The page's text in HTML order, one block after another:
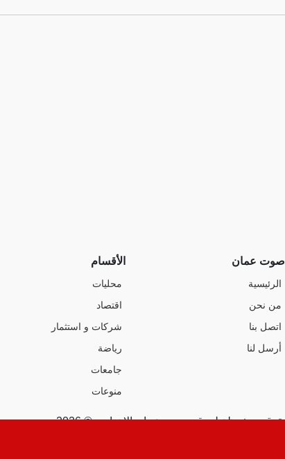
صوت عمان
الرئيسية
من نحن
اتصل بنا
أرسل لنا
الأقسام
محليات
اقتصاد
شركات و استثمار
رياضة
جامعات
منوعات
محفوظة لموقع صوت عمان الإخباري © 2026